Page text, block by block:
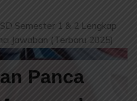
Semester 1 & 2 Lengkap
Jawaban (Terbaru 2025)